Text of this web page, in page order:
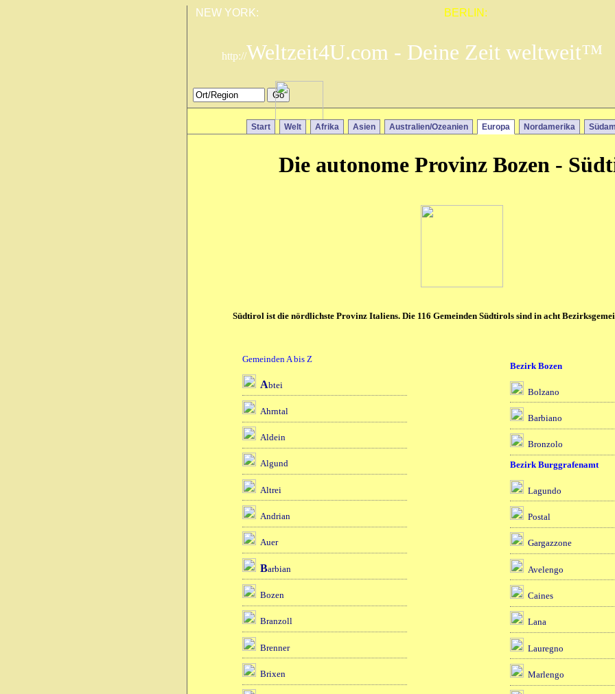
NEW YORK: BERLIN:
http://Weltzeit4U.com - Deine Zeit weltweit™
Start Welt Afrika Asien Australien/Ozeanien Europa Nordamerika
Die autonome Provinz Bozen -
Südtirol ist die nördlichste Provinz Italiens. Die 116 Gemeinden Südtirols sind in acht
Gemeinden A bis Z
Abtei
Ahrntal
Aldein
Algund
Altrei
Andrian
Auer
Barbian
Bozen
Branzoll
Brenner
Brixen
Bezirk Bozen
Bolzano
Barbiano
Bronzolo
Bezirk Burggrafenamt
Lagundo
Postal
Gargazzone
Avelengo
Caines
Lana
Lauregno
Marlengo